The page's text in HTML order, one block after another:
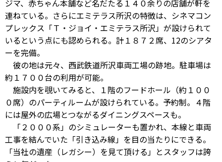
ジマ、赤ちゃん本舗など名だたる１４０余りの店舗が軒を
連ねている。さらにエミテラス所沢の特徴は、シネマコン
プレックス「Ｔ・ジョイ・エミテラス所沢」が設けられて
いるという点にも認められる。計１８７２席、12のシアタ
ーを完備。
彼の地は元々、西武鉄道所沢車両工場の跡地。駐車場は
約１７００台の利用が可能。
施設内を覗いてみると、１階のフードホール（約１００
０席）のパーティルームが設けられている。予約制。４階
には屋外の広場とつながるダイニングスペースも。
「２０００系」のシミュレーターも置かれ、本線と車両
工事を結んでいた「引き込み線」を目の当たりにできる。
「当社の遺産（レガシー）を見て頂ける」とスタッフは誇